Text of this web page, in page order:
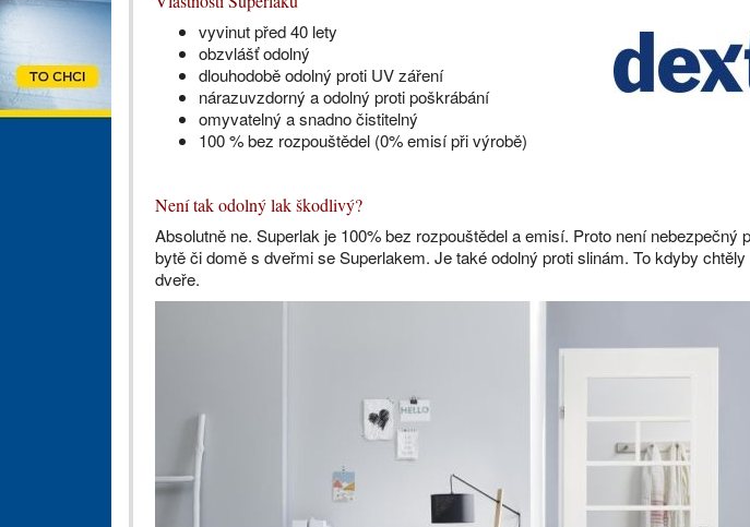
vyvinut před 40 lety
obzvlášť odolný
dlouhodobě odolný proti UV záření
nárazuvzdorný a odolný proti poškrábání
omyvatelný a snadno čistitelný
100 % bez rozpouštědel (0% emisí při výrobě)
Není tak odolný lak škodlivý?
Absolutně ne. Superlak je 100% bez rozpouštědel a emisí. Proto není nebezpečný
bytě či domě s dveřmi se Superlakem. Je také odolný proti slinám. To kdyby
dveře.